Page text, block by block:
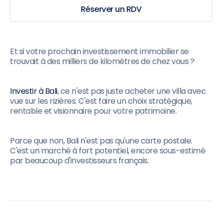
Et si votre prochain investissement immobilier se
trouvait à des milliers de kilomètres de chez vous ?
Investir à Bali, ce n'est pas juste acheter une villa avec
vue sur les rizières. C'est faire un choix stratégique,
rentable et visionnaire pour votre patrimoine.
Parce que non, Bali n'est pas qu'une carte postale.
C'est un marché à fort potentiel, encore sous-estimé
par beaucoup d'investisseurs français.
Réserver un RDV